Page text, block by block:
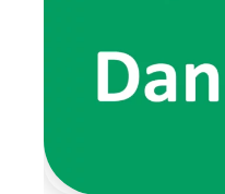
der
Nachricht
und forderte